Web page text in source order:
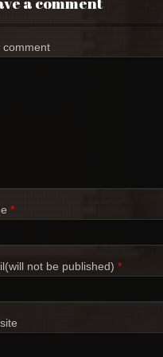
comment
*
not be published) *